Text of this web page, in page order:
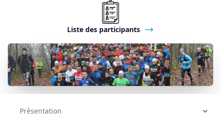
Liste des participants